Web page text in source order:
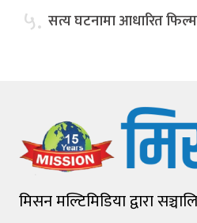
५. सत्य घटनामा आधारित फिल्म
मिसन मल्टिमिडिया द्वारा